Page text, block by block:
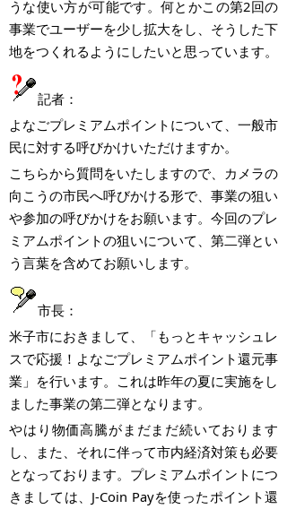
うな使い方が可能です。何とかこの第2回の
事業でユーザーを少し拡大をし、そうした下
地をつくれるようにしたいと思っています。
記者：
よなごプレミアムポイントについて、一般市
民に対する呼びかけいただけますか。
こちらから質問をいたしますので、カメラの
向こうの市民へ呼びかける形で、事業の狙い
や参加の呼びかけをお願います。今回のプレ
ミアムポイントの狙いについて、第二弾とい
う言葉を含めてお願いします。
市長：
米子市におきまして、「もっとキャッシュレ
スで応援！よなごプレミアムポイント還元事
業」を行います。これは昨年の夏に実施をし
ました事業の第二弾となります。
やはり物価高騰がまだまだ続いております
し、また、それに伴って市内経済対策も必要
となっております。プレミアムポイントにつ
きましては、 J-Coin Payを使ったポイント還